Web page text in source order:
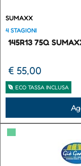
SUMAXX
4 STAGIONI
145R13 75Q
€ 55,00
ECO TASSA INCLUSA
▀